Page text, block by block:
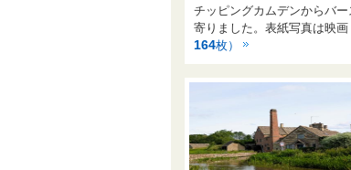
チッピングカムデンからバ
寄りました。表紙写真は映
164枚）